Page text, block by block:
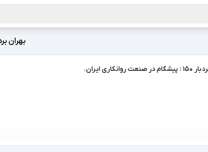
بهران
ایران.